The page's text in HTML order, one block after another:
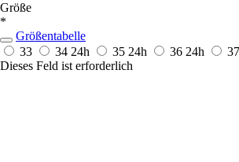
Größe
*
Größentabelle
33
34 24h 35 24h 36 24h 37
Dieses Feld ist erforderlich